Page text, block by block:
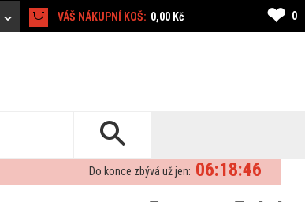
VÁŠ NÁKUPNÍ KOŠ: 0,00 Kč ❤ 0
06:18:45
Do konce zbývá už jen: